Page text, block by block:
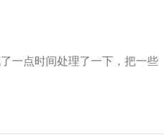
一点时间处理了一下，把一些